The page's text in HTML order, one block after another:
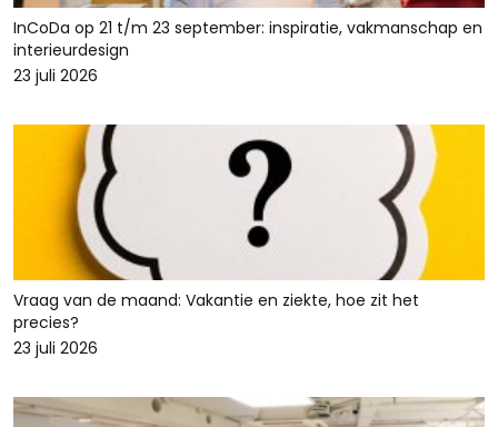
InCoDa op 21 t/m 23 september: inspiratie, vakmanschap en
interieurdesign
23 juli 2026
Vraag van de maand: Vakantie en ziekte, hoe zit het
precies?
23 juli 2026